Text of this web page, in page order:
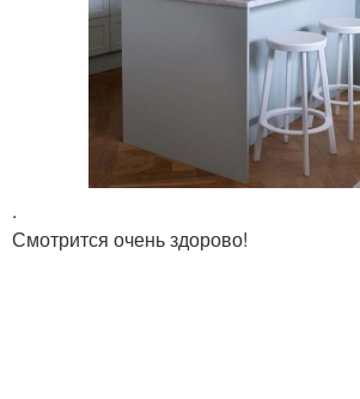
.
Смотрится очень здорово!